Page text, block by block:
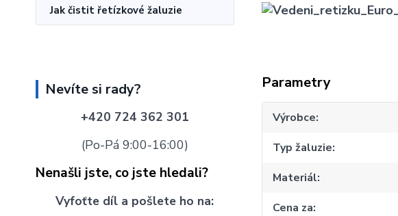
Jak čistit řetízkové žaluzie
Nevíte si rady?
+420 724 362 301
(Po-Pá 9:00-16:00)
Nenašli jste, co jste hledali?
Vyfoťte díl a pošlete ho na:
Parametry
Výrobce
Typ žaluzie
Materiál
Cena za